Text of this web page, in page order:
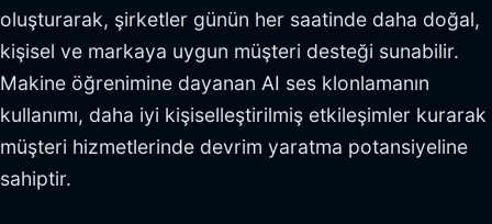
oluşturarak, şirketler günün her saatinde daha doğal,
kişisel ve markaya uygun müşteri desteği sunabilir.
Makine öğrenimine dayanan AI ses klonlamanın
kullanımı, daha iyi kişiselleştirilmiş etkileşimler kurarak
müşteri hizmetlerinde devrim yaratma potansiyeline
sahiptir.